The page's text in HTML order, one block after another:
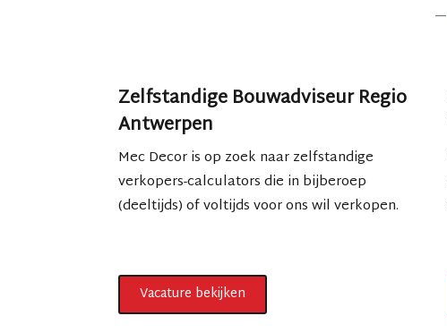
Zelfstandige Bouwadviseur Regio
Antwerpen
Mec Decor is op zoek naar zelfstandige
verkopers-calculators die in bijberoep
(deeltijds) of voltijds voor ons wil verkopen.
Vacature bekijken